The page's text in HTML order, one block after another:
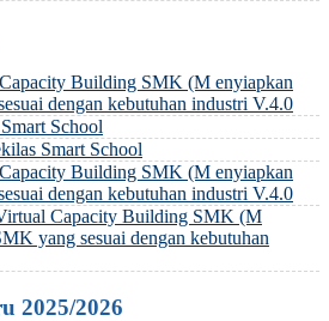
Building SMK (M enyiapkan
dengan kebutuhan industri V.4.0
School
Smart School
Building SMK (M enyiapkan
dengan kebutuhan industri V.4.0
Capacity Building SMK (M
yang sesuai dengan kebutuhan
2025/2026